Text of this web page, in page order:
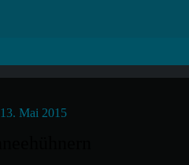
13. Mai 2015